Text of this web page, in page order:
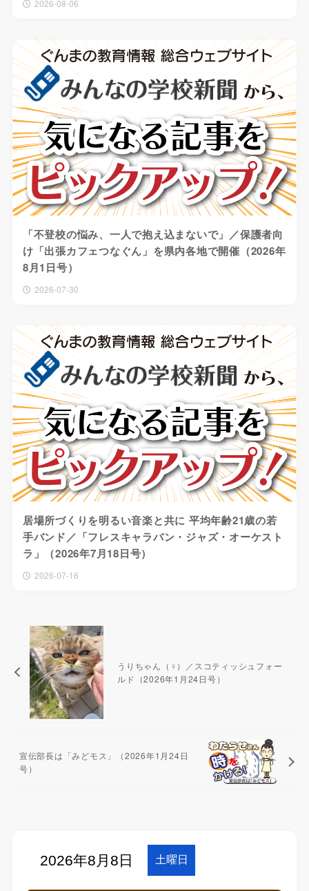
2026-08-06
「不登校の悩み、一人で抱え込まないで」／保護者向
け「出張カフェつなぐん」を県内各地で開催（2026年
8月1日号）
2026-07-30
居場所づくりを明るい音楽と共に 平均年齢21歳の若
手バンド／「フレスキャラバン・ジャズ・オーケスト
ラ」（2026年7月18日号）
2026-07-16
うりちゃん（♀）／スコティッシュフォー
ルド（2026年1月24日号）
宣伝部長は「みどモス」（2026年1月24日
号）